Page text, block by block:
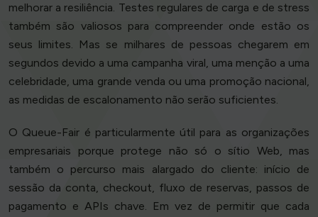
melhorar a resiliência. Testes regulares de carga e de stress
também são valiosos para compreender onde estão os
seus limites. Mas se milhares de pessoas chegarem em
segundos devido a uma campanha viral, uma menção a uma
celebridade, uma grande venda ou uma promoção nacional,
as medidas de escalonamento não serão suficientes.
O Queue-Fair é particularmente útil para as organizações
empresariais porque protege não só o sítio Web, mas
também o percurso mais alargado do cliente: início de
sessão da conta, checkout, fluxo de reservas, passos de
pagamento e APIs chave. Em vez de permitir que cada